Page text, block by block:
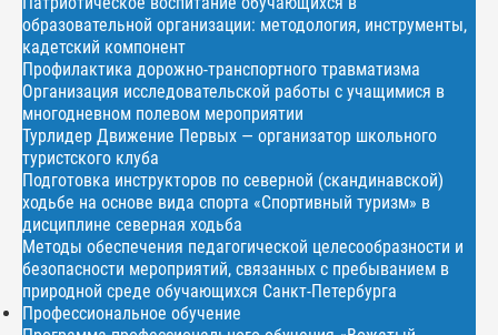
образовательной организации: методология, инструменты,
кадетский компонент
Профилактика дорожно-транспортного травматизма
Организация исследовательской работы с учащимися в
многодневном полевом мероприятии
Турлидер Движение Первых — организатор школьного
туристского клуба
Подготовка инструкторов по северной (скандинавской)
ходьбе на основе вида спорта «Спортивный туризм» в
дисциплине северная ходьба
Методы обеспечения педагогической целесообразности и
безопасности мероприятий, связанных с пребыванием в
природной среде обучающихся Санкт-Петербурга
Профессиональное обучение